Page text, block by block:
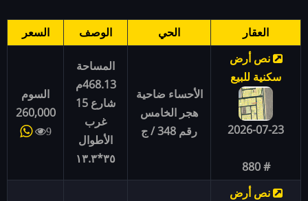
العقار الحي الوصف
السعر
نص أرض
سكنية للبيع
2026-07-23
# 880
الأحساء ضاحية
هجر الخامس
رقم 348 / ج
المساحة
468.13م
شارع 15
غرب
الأطوال
٣٥*١٣.٣
السوم
260,000
9
نص أرض